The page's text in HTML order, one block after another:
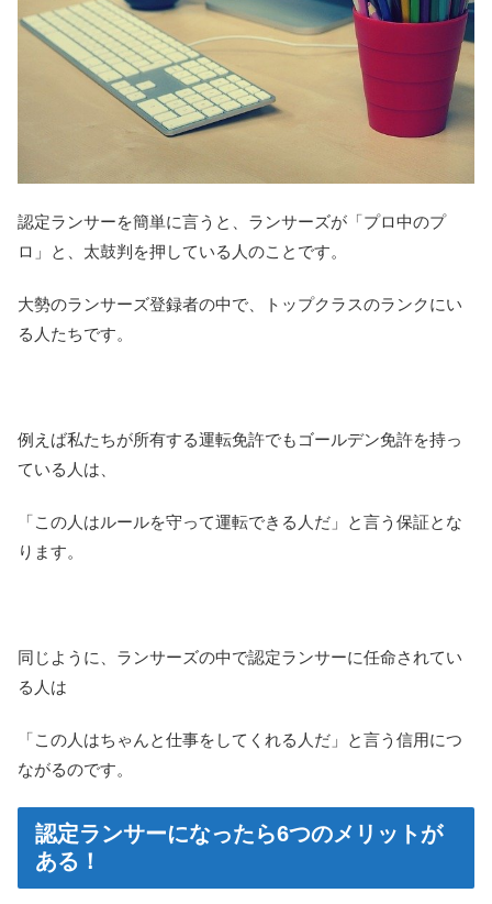
認定ランサーを簡単に言うと、ランサーズが「プロ中のプ
ロ」と、太鼓判を押している人のことです。
大勢のランサーズ登録者の中で、トップクラスのランクにい
る人たちです。
例えば私たちが所有する運転免許でもゴールデン免許を持っ
ている人は、
「この人はルールを守って運転できる人だ」と言う保証とな
ります。
同じように、ランサーズの中で認定ランサーに任命されてい
る人は
「この人はちゃんと仕事をしてくれる人だ」と言う信用につ
ながるのです。
認定ランサーになったら6つのメリットが
ある！